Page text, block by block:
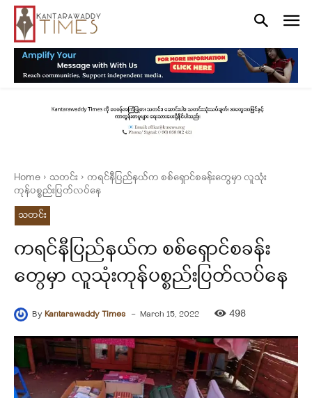
Home သတင်း
ကရင်နီပြည်နယ်က စစ်ရှောင်စခန်းတွေမှာ လူသုံး
ကုန်ပစ္စည်းပြတ်လပ်နေ
သတင်း
ကရင်နီပြည်နယ်က စစ်ရှောင်စခန်း
တွေမှာ လူသုံးကုန်ပစ္စည်းပြတ်လပ်နေ
ByKantarawaddy Times - March 15, 2022 498